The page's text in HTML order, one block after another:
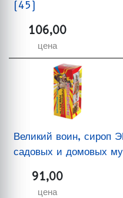
(45)
106,00
цена
Великий воин, сироп
садовых и домовых
91,00
цена